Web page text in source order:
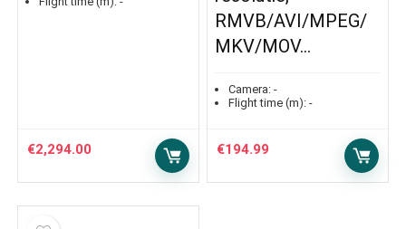
€2,294.00
RMVB/AVI/MPEG/
MKV/MOV…
Camera: -
Flight time (m): -
€194.99